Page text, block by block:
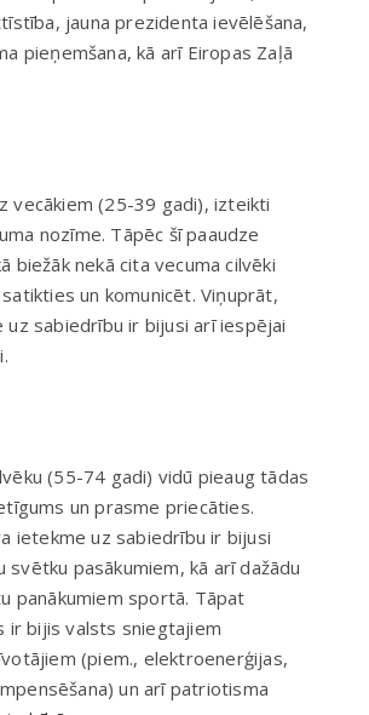
jauna prezidenta ievēlēšana,
pieņemšana, kā arī Eiropas Zaļā
vecākiem (25-39 gadi), izteikti
nozīme. Tāpēc šī paaudze
biežāk nekā cita vecuma cilvēki
un komunicēt. Viņuprāt,
sabiedrību ir bijusi arī iespējai
(55-74 gadi) vidū pieaug tādas
un prasme priecāties.
ietekme uz sabiedrību ir bijusi
svētku pasākumiem, kā arī dažādu
panākumiem sportā. Tāpat
ir bijis valsts sniegtajiem
(piem., elektroenerģijas,
un arī patriotisma